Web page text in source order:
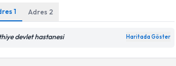
1 Adres 2
devlet hastanesi Haritada Göster